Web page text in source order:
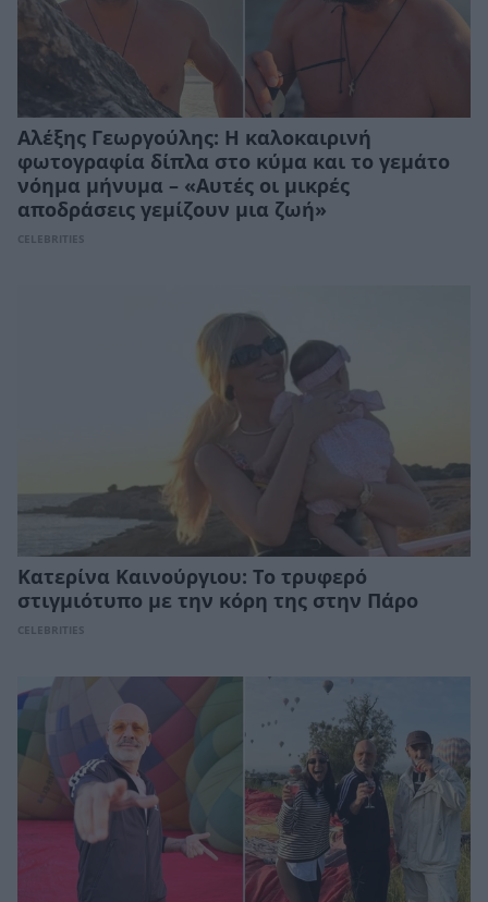
Αλέξης Γεωργούλης: Η καλοκαιρινή
φωτογραφία δίπλα στο κύμα και το γεμάτο
νόημα μήνυμα – «Αυτές οι μικρές
αποδράσεις γεμίζουν μια ζωή»
CELEBRITIES
Κατερίνα Καινούργιου: Το τρυφερό
στιγμιότυπο με την κόρη της στην Πάρο
CELEBRITIES